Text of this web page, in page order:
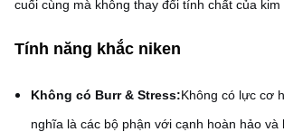
cuối cùng mà không thay đổi tính chất của kim
Tính năng khắc niken
Không có Burr & Stress:Không có lực cơ
nghĩa là các bộ phận với cạnh hoàn hảo và